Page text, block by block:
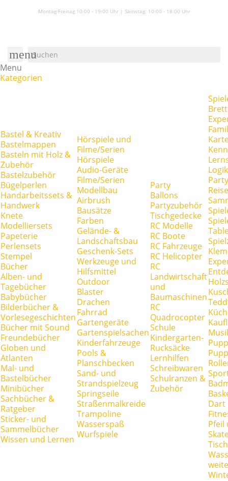
Montag-Freitag 10:00 - 19:00 Uhr | Samstag: 10:00 - 18:00 Uhr
menu
Menu
Kategorien
Bastel & Kreativ
Bastelmappen
Basteln mit Holz &
Zubehör
Bastelzubehör
Bügelperlen
Handarbeitssets &
Handwerk
Knete
Modelliersets
Papeterie
Perlensets
Stempel
Bücher
Alben- und
Tagebücher
Babybücher
Bilderbücher &
Vorlesegeschichten
Bücher mit Sound
Freundebücher
Globen und
Atlanten
Mal- und
Bastelbücher
Minibücher
Sachbücher &
Ratgeber
Sticker- und
Sammelbücher
Wissen und Lernen
Hörspiele und
Filme/Serien
Hörspiele
Audio-Geräte
Filme/Serien
Modellbau
Airbrush
Bausätze
Farben
Gelände- &
Landschaftsbau
Geschenk-Sets
Werkzeuge und
Hilfsmittel
Outdoor
Blaster
Drachen
Fahrrad
Gartengeräte
Gartenspielsachen
Kinderfahrzeuge
Pools &
Planschbecken
Sand- und
Strandspielzeug
Springseile
Straßenmalkreide
Trampoline
Wasserspaß
Wurfspiele
Party
Ballons
Partyzubehör
Tischgedecke
RC Modelle
RC Boote
RC Fahrzeuge
RC Helicopter
RC
Landwirtschaft
und
Baumaschinen
RC
Quadrocopter
Schule
Kindergarten-
Rucksäcke
Lernhilfen
Schreibwaren
Schulranzen &
Zubehör
Dart
Pfeil